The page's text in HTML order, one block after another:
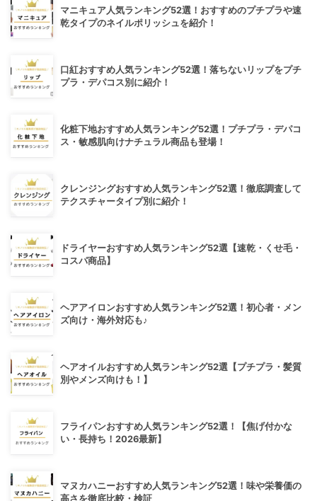
マニキュア人気ランキング52選！おすすめのプチプラや速
乾タイプのネイルポリッシュを紹介！
口紅おすすめ人気ランキング52選！落ちないリップをプチ
プラ・デパコス別に紹介！
化粧下地おすすめ人気ランキング52選！プチプラ・デパコ
ス・敏感肌向けナチュラル商品も登場！
クレンジングおすすめ人気ランキング52選！徹底調査して
テクスチャータイプ別に紹介！
ドライヤーおすすめ人気ランキング52選【速乾・くせ毛・
コスパ商品】
ヘアアイロンおすすめ人気ランキング52選！初心者・メン
ズ向け・海外対応も♪
ヘアオイルおすすめ人気ランキング52選【プチプラ・髪質
別やメンズ向けも！】
フライパンおすすめ人気ランキング52選！【焦げ付かな
い・長持ち！2026最新】
マヌカハニーおすすめ人気ランキング52選！味や栄養価の
高さを徹底比較・検証